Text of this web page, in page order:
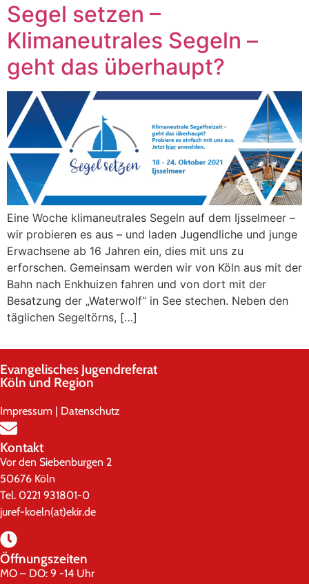
Segel setzen –
Klimaneutrales Segeln –
geht das überhaupt?
Eine Woche klimaneutrales Segeln auf dem Ijsselmeer –
wir probieren es aus – und laden Jugendliche und junge
Erwachsene ab 16 Jahren ein, dies mit uns zu
erforschen. Gemeinsam werden wir von Köln aus mit der
Bahn nach Enkhuizen fahren und von dort mit der
Besatzung der „Waterwolf“ in See stechen. Neben den
täglichen Segeltörns, […]
Evangelisches Jugendreferat
Köln und Region
Impressum | Datenschutz
Kontakt
Vor den Siebenburgen 2
50676 Köln
Tel. 0221 931801-0
juref-koeln(at)ekir.de
Öffnungszeiten
MO – DO: 9 -14 Uhr